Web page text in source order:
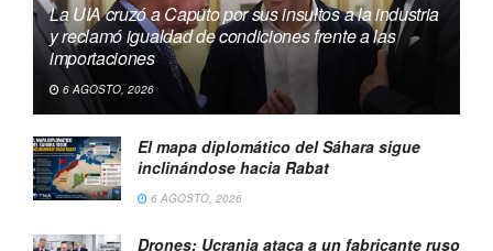
La UIA cruzó a Caputo por sus insultos a la industria
y reclamó igualdad de condiciones frente a las
importaciones
6 AGOSTO, 2026
El mapa diplomático del Sáhara sigue
inclinándose hacia Rabat
6 AGOSTO, 2026
Drones: Ucrania ataca a un fabricante ruso